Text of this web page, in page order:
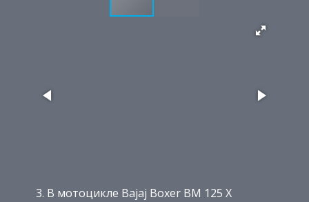
3. В мотоцикле Bajaj Boxer BM 125 X